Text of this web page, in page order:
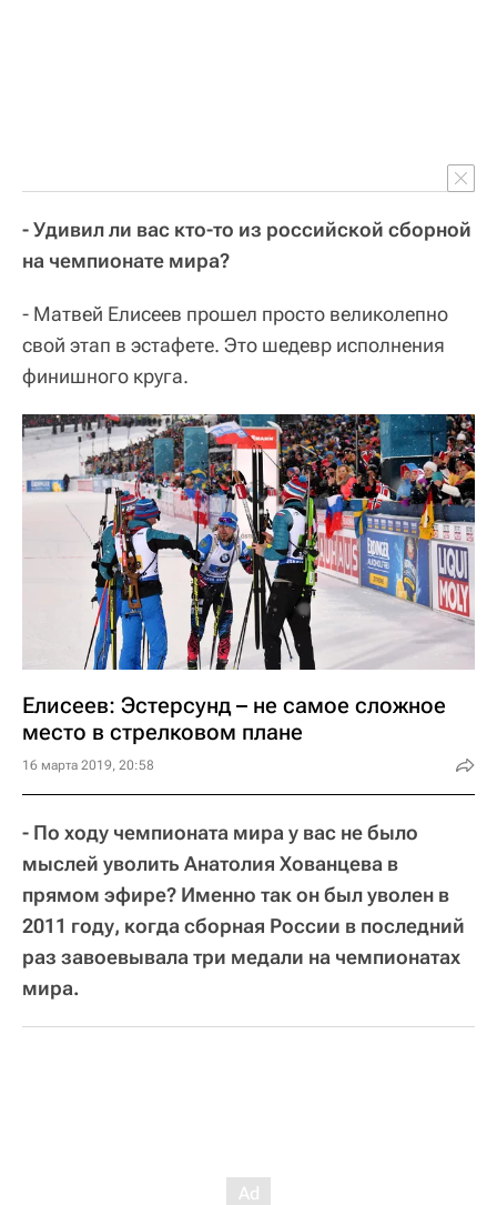
- Удивил ли вас кто-то из российской сборной
на чемпионате мира?
- Матвей Елисеев прошел просто великолепно
свой этап в эстафете. Это шедевр исполнения
финишного круга.
Елисеев: Эстерсунд – не самое сложное
место в стрелковом плане
16 марта 2019, 20:58
- По ходу чемпионата мира у вас не было
мыслей уволить Анатолия Хованцева в
прямом эфире? Именно так он был уволен в
2011 году, когда сборная России в последний
раз завоевывала три медали на чемпионатах
мира.